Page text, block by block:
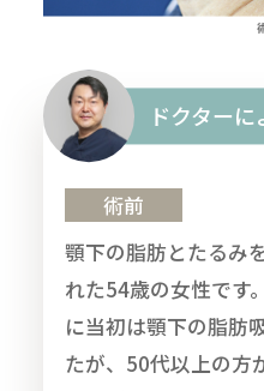
ドクター
術前
顎下の脂肪とたるみ
れた54歳の女性です
に当初は顎下の脂肪
たが、50代以上の方